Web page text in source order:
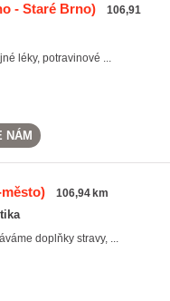
- Staré Brno)
106,91
léky, potravinové ...
NÁM
106,94 km
doplňky stravy, ...